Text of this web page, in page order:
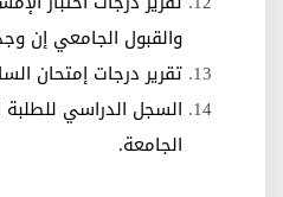
والقبول الجامعي إن
تقرير درجات إمتحان
السجل الدراسي
الجامعة.